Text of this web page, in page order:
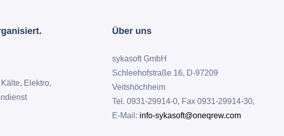
Elektro,
Über uns
sykasoft GmbH
Schleehofstraße 16, D-97209
Veitshöchheim
Tel. 0931-29914-0, Fax 0931-29914-30,
E-Mail: info-sykasoft@oneqrew.com